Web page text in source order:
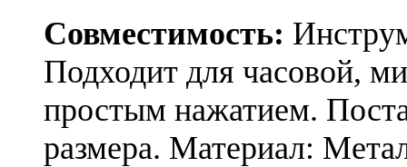
Совместимость:
Подходит для часовой,
простым нажатием.
размера. Материал: